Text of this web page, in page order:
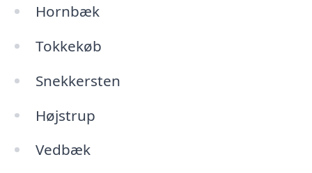
Hornbæk
Tokkekøb
Snekkersten
Højstrup
Vedbæk